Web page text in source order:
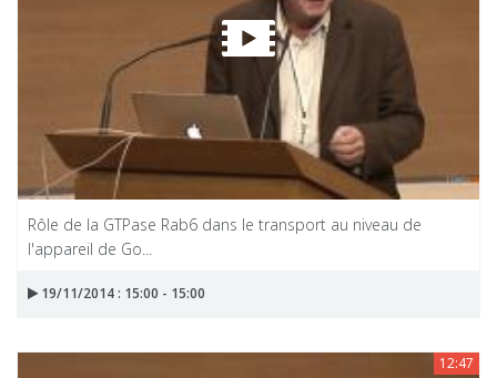
Rôle de la GTPase Rab6 dans le transport au niveau de
l'appareil de Go...
19/11/2014 : 15:00 - 15:00
12:47